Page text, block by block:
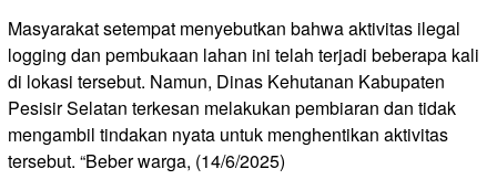
Masyarakat setempat menyebutkan bahwa aktivitas ilegal
logging dan pembukaan lahan ini telah terjadi beberapa kali
di lokasi tersebut. Namun, Dinas Kehutanan Kabupaten
Pesisir Selatan terkesan melakukan pembiaran dan tidak
mengambil tindakan nyata untuk menghentikan aktivitas
tersebut. “Beber warga, (14/6/2025)